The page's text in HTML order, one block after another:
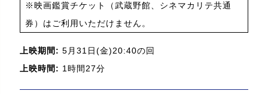
※映画鑑賞チケット（武蔵野館、シネマカリテ共通
券）はご利用いただけません。
上映期間: 5月31日(金)20:40の回
上映時間: 1時間27分